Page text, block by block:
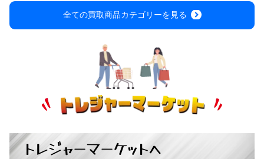
全ての買取商品カテゴリーを見る
トレジャーマーケットへ